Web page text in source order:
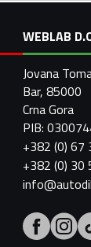
WEBLAB
Jovana
Bar, 85000
Crna Gora
PIB:
+382 (0) 67
+382 (0) 30